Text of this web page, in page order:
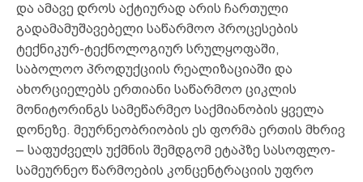
და ამავე დროს აქტიურად არის ჩართული
გადამამუშავებელი საწარმოო პროცესების
ტექნიკურ-ტექნოლოგიურ სრულყოფაში,
საბოლოო პროდუქციის რეალიზაციაში და
ახორციელებს ერთიანი საწარმოო ციკლის
მონიტორინგს სამეწარმეო საქმიანობის ყველა
დონეზე. მეურნეობრიობის ეს ფორმა ერთის მხრივ
– საფუძველს უქმნის შემდგომ ეტაპზე სასოფლო-
სამეურნეო წარმოების კონცენტრაციის უფრო